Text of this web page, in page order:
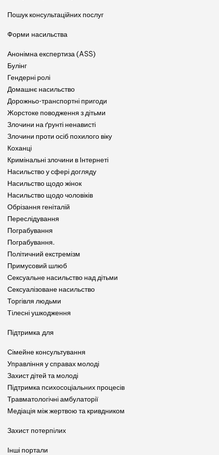
Пошук консультаційних послуг
Форми насильства
Анонімна експертиза (ASS)
Булінг
Гендерні ролі
Домашнє насильство
Дорожньо-транспортні пригоди
Жорстоке поводження з дітьми
Злочини на ґрунті ненависті
Злочини проти осіб похилого віку
Коханці
Кримінальні злочини в Інтернеті
Насильство у сфері догляду
Насильство щодо жінок
Насильство щодо чоловіків
Обрізання геніталій
Переслідування
Пограбування
Пограбування.
Політичний екстремізм
Примусовий шлюб
Сексуальне насильство над дітьми
Сексуалізоване насильство
Торгівля людьми
Тілесні ушкодження
Підтримка для
Сімейне консультування
Управління у справах молоді
Захист дітей та молоді
Підтримка психосоціальних процесів
Травматологічні амбулаторії
Медіація між жертвою та кривдником
Захист потерпілих
Інші портали